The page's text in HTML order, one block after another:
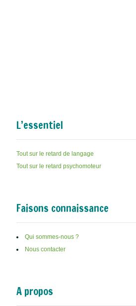
L’essentiel
Tout sur le retard de langage
Tout sur le retard psychomoteur
Faisons connaissance
Qui sommes-nous ?
Nous contacter
A propos